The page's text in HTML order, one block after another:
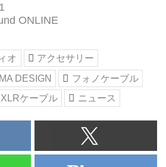
Penaudio ペナウディオ, Kuzma
Solid Tech ソリッド・テック,
Vitus Audio ヴィタス・オーディ
オ, Electrocompaniet エレクトロ
コンパニエ, Cold Ray コールド・
レイ, AFI オーディオ・フィデリ
ティー・インプルーブメント,
Eighth Nerve エイス・ナーヴ,
Bybee Technologies バイビー・
ONLINE
オ
アクセサリー
DESIGN
フォノケーブル
XLRケーブル ニュース